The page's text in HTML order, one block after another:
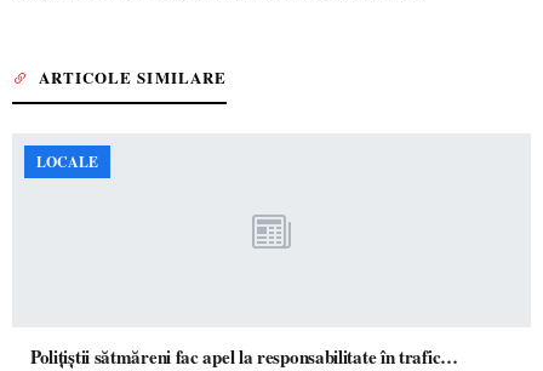
ARTICOLE SIMILARE
LOCALE
Polițiștii sătmăreni fac apel la responsabilitate în trafic…